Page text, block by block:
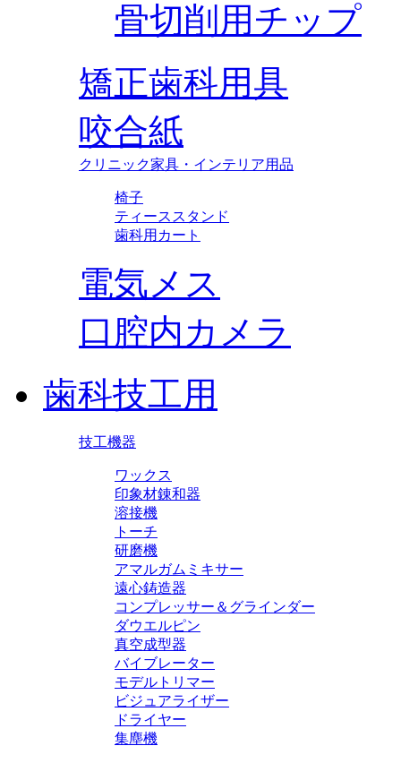
骨切削用チップ
矯正歯科用具
咬合紙
クリニック家具・インテリア用品
椅子
ティーススタンド
歯科用カート
電気メス
口腔内カメラ
歯科技工用
技工機器
ワックス
印象材錬和器
溶接機
トーチ
研磨機
アマルガムミキサー
遠心鋳造器
コンプレッサー＆グラインダー
ダウエルピン
真空成型器
バイブレーター
モデルトリマー
ビジュアライザー
ドライヤー
集塵機